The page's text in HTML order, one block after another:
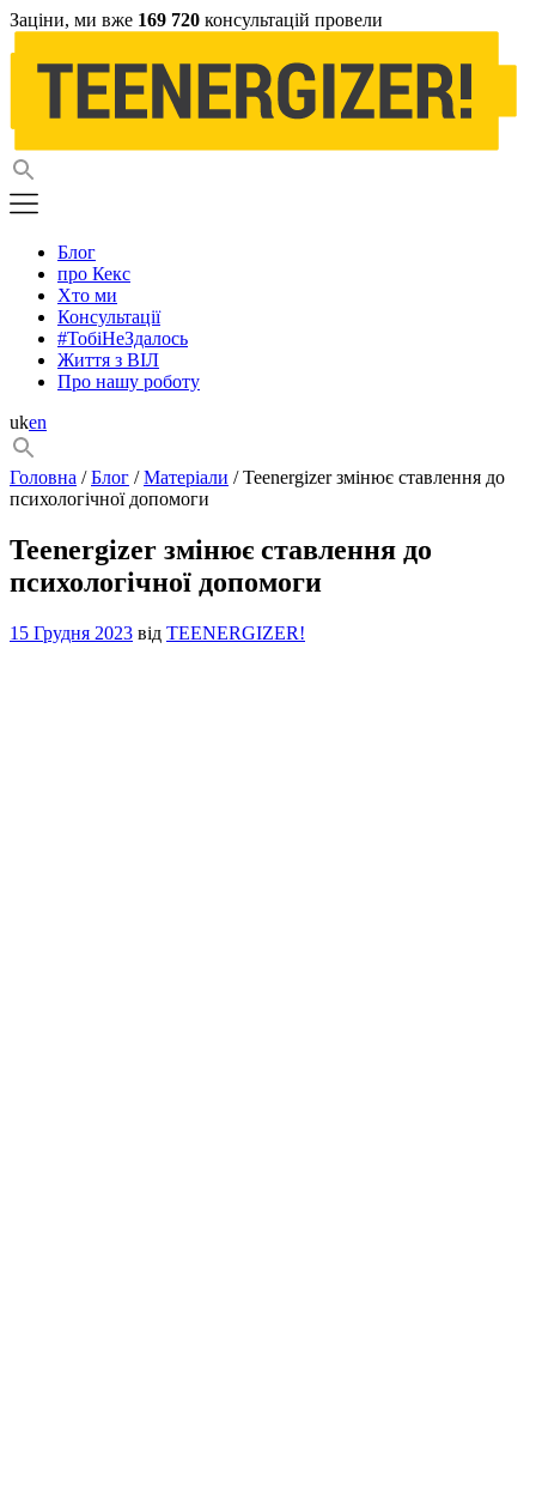
Заціни, ми вже 169 720 консультацій провели
Блог
про Кекс
Хто ми
Консультації
#ТобіНеЗдалось
Життя з ВІЛ
Про нашу роботу
uken
Головна /Блог /Матеріали / Teenergizer змінює ставлення до
психологічної допомоги
Teenergizer змінює ставлення до
психологічної допомоги
15 Грудня 2023 від TEENERGIZER!